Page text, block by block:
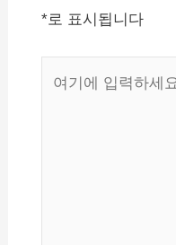
*로 표시됩니다